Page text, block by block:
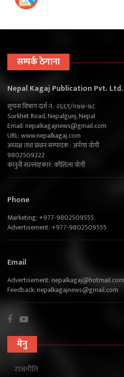
सम्पर्क ठेगाना
Nepal Kagaj Publication Pvt. Ltd.
सूचना विभाग दर्ता नं.: २६६९/०७७-७८
Surkhet Road, Nepalgunj, Nepal
Email:nepalkagajnews@gmail.com
URL: www.nepalkagaj.com
अध्यक्ष तथा प्रधान सम्पादक : अर्पणा योगी
9802509222
कानुनी सल्लाहकार: कौशिला योगी
Phone
Marketing: +977-9802509555
Advertisement: +977-9802509555
Email
Advertisement:nepalkagaj@hotmail.com
Feedback:nepalkagajnews@gmail.com
मेनु
राजनीति